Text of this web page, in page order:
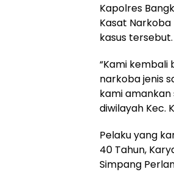
Kapolres
Kasat
kasus tersebut.
“Kami
narkoba jenis
kami amankan
diwilayah Kec.
Pelaku yang
40 Tahun,
Simpang